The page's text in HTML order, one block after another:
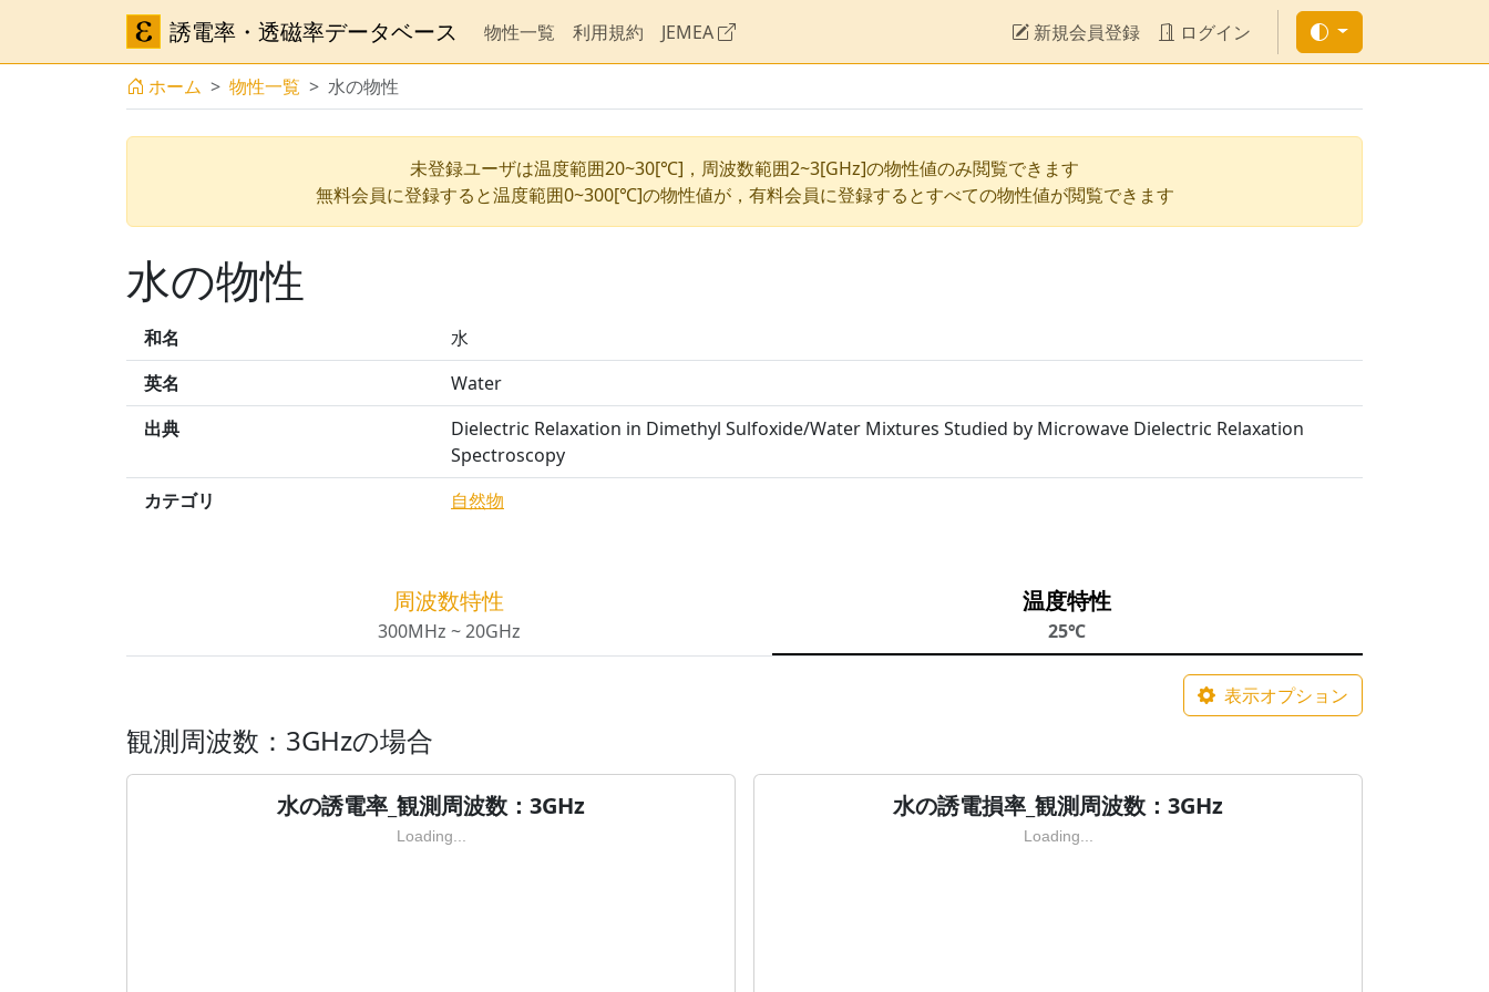
誘電率・透磁率データベース 物性一覧 利用規約 JEMEA 新規会員登録 ログイン
ホーム 物性一覧 水の物性
未登録ユーザは温度範囲20~30[℃]，周波数範囲2~3[GHz]の物性値のみ閲覧できます
無料会員に登録すると温度範囲0~300[℃]の物性値が，有料会員に登録するとすべての物性値が閲覧できます
水の物性
和名
水
英名
Water
出典
Dielectric Relaxation in Dimethyl Sulfoxide/Water Mixtures Studied by Microwave Dielectric Relaxation
Spectroscopy
カテゴリ
自然物
周波数特性
300MHz ~ 20GHz
温度特性
25℃
表示オプション
観測周波数：3GHzの場合
水の誘電率_観測周波数：3GHz
Loading...
水の誘電損率_観測周波数：3GHz
Loading...